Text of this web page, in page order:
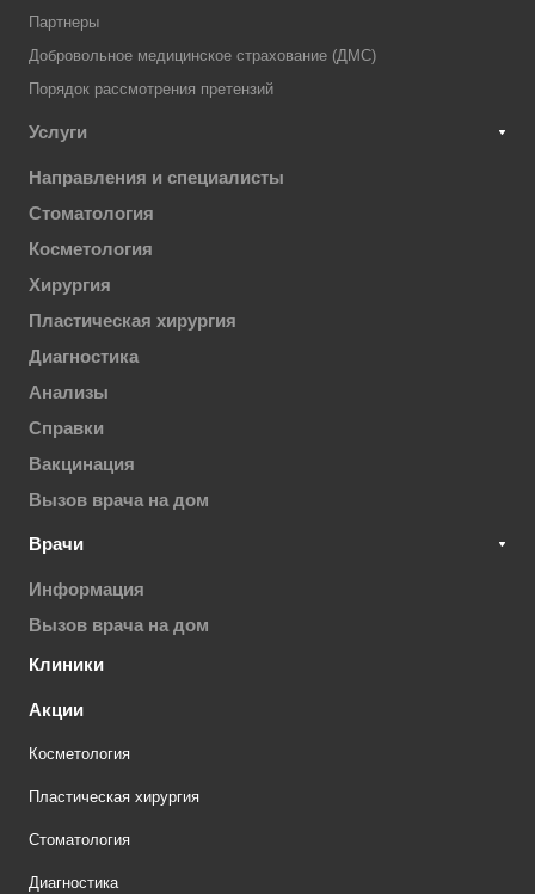
Партнеры
Добровольное медицинское страхование (ДМС)
Порядок рассмотрения претензий
Услуги
Направления и специалисты
Стоматология
Косметология
Хирургия
Пластическая хирургия
Диагностика
Анализы
Справки
Вакцинация
Вызов врача на дом
Врачи
Информация
Вызов врача на дом
Клиники
Акции
Косметология
Пластическая хирургия
Стоматология
Диагностика